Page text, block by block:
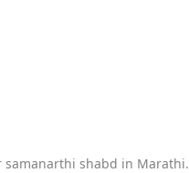
samanarthi shabd in Marathi.